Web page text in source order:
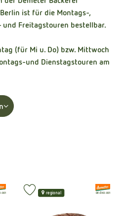
ist für die Montags-,
Freitagstouren bestellbar.
(für Mi u. Do) bzw. Mittwoch
und Dienstagstouren am
001
, Verband:
, Kontrollstelle:
DE-ÖKO-001
regional
Produkt zu Favouriten hinzufügen